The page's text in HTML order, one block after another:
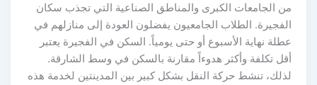
من الجامعات الكبرى والمناطق الصناعية التي تجذب سكان
الفجيرة. الطلاب الجامعيون يفضلون العودة إلى منازلهم في
عطلة نهاية الأسبوع أو حتى يومياً. السكن في الفجيرة يعتبر
أقل تكلفة وأكثر هدوءاً مقارنة بالسكن في وسط الشارقة.
لذلك، تنشط حركة النقل بشكل كبير بين المدينتين لخدمة هذه